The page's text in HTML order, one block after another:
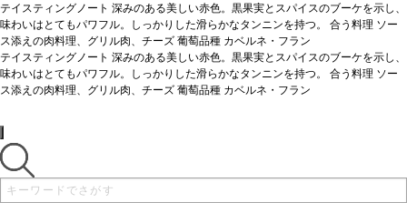
テイスティングノート 深みのある美しい赤色。黒果実とスパイスのブーケを示し、
味わいはとてもパワフル。しっかりした滑らかなタンニンを持つ。 合う料理 ソー
ス添えの肉料理、グリル肉、チーズ 葡萄品種 カベルネ・フラン
テイスティングノート 深みのある美しい赤色。黒果実とスパイスのブーケを示し、
味わいはとてもパワフル。しっかりした滑らかなタンニンを持つ。 合う料理 ソー
ス添えの肉料理、グリル肉、チーズ 葡萄品種 カベルネ・フラン